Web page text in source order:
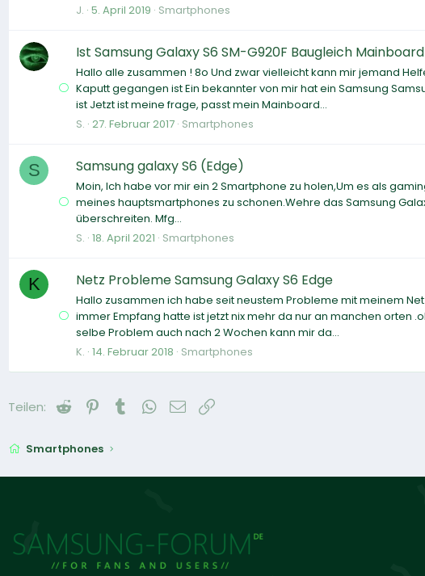
J. 5. April 2019 Smartphones
Ist Samsung Galaxy S6 SM-G920F Baugleich
Hallo alle zusammen ! 8o Und zwar vielleicht kann mir jemand
Kaputt gegangen ist Ein bekannter von mir hat ein Samsung
ist Jetzt ist meine frage, passt mein Mainboard...
S. 27. Februar 2017 Smartphones
S Samsung galaxy S6 (Edge)
Moin, Ich habe vor mir ein 2 Smartphone zu holen,Um es als
meines hauptsmartphones zu schonen.Wehre das Samsung
überschreiten. Mfg...
S. 18. April 2021 Smartphones
K Netz Probleme Samsung Galaxy S6 Edge
Hallo zusammen ich habe seit neustem Probleme mit meinem
immer Empfang hatte ist jetzt nix mehr da nur an manchen
selbe Problem auch nach 2 Wochen kann mir da...
K. 14. Februar 2018 Smartphones
Teilen: Reddit PinterestTumblrWhatsApp
E-Mail
Smartphones